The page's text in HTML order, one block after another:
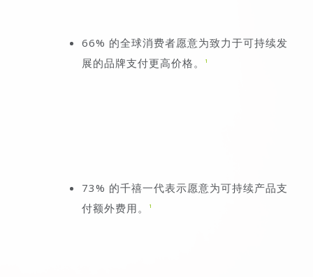
66% 的全球消费者愿意为致力于可持续发
展的品牌支付更高价格。
1
73% 的千禧一代表示愿意为可持续产品支
付额外费用。
1